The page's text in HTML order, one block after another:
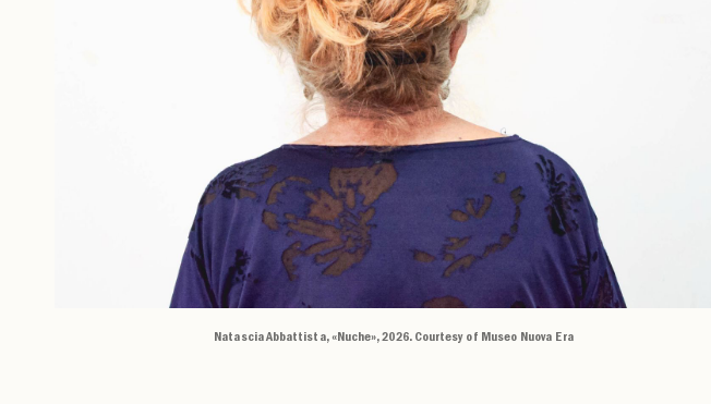
Natascia Abbattista, «Nuche», 2026. Courtesy of Museo Nuova Era